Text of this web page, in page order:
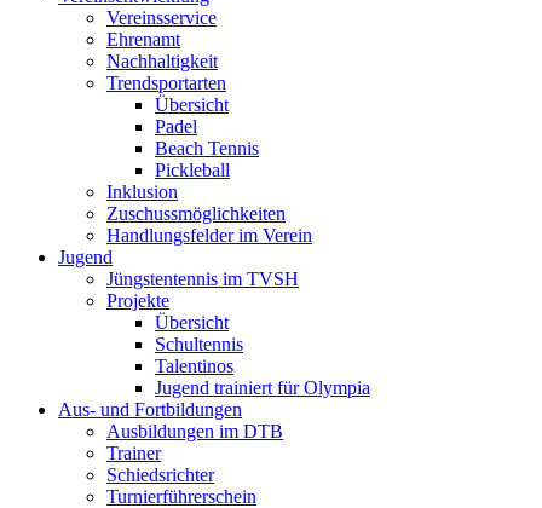
Vereinsservice
Ehrenamt
Nachhaltigkeit
Trendsportarten
Übersicht
Padel
Beach Tennis
Pickleball
Inklusion
Zuschussmöglichkeiten
Handlungsfelder im Verein
Jugend
Jüngstentennis im TVSH
Projekte
Übersicht
Schultennis
Talentinos
Jugend trainiert für Olympia
Aus- und Fortbildungen
Ausbildungen im DTB
Trainer
Schiedsrichter
Turnierführerschein